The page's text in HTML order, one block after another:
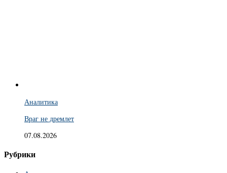
Аналитика
Враг не дремлет
07.08.2026
Рубрики